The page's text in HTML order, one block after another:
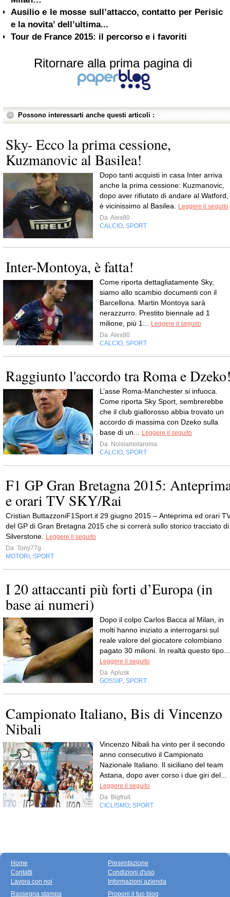
Ausilio e le mosse sull’attacco, contatto per Perisic
e la novita’ dell’ultima...
Tour de France 2015: il percorso e i favoriti
Ritornare alla prima pagina di
Possono interessarti anche questi articoli :
Sky- Ecco la prima cessione,
Kuzmanovic al Basilea!
Dopo tanti acquisti in casa Inter arriva
anche la prima cessione: Kuzmanovic,
dopo aver rifiutato di andare al Watford,
è vicinissimo al Basilea.
Leggere il seguito
Da Alex80
CALCIO SPORT
Inter-Montoya, è fatta!
Come riporta dettagliatamente Sky,
siamo allo scambio documenti con il
Barcellona. Martin Montoya sarà
nerazzurro. Prestito biennale ad 1
milione, più 1...
Leggere il seguito
Da Alex80
CALCIO SPORT
Raggiunto l'accordo tra Roma e
L’asse Roma-Manchester si infuoca.
Come riporta Sky Sport, sembrerebbe
che il club giallorosso abbia trovato un
accordo di massima con Dzeko sulla
base di un...
Leggere il seguito
Da Noisiamolaroma
CALCIO SPORT
F1 GP Gran Bretagna 2015:
e orari TV SKY/Rai
Cristian ButtazzoniF1Sport.it 29 giugno 2015 – Anteprima ed orari
del GP di Gran Bretagna 2015 che si correrà sullo storico tracciato di
Silverstone.
Leggere il seguito
Da Tony77g
MOTORI
SPORT
I 20 attaccanti più forti d’Europa (in
base ai numeri)
Dopo il colpo Carlos Bacca al Milan, in
molti hanno iniziato a interrogarsi sul
reale valore del giocatore colombiano
pagato 30 milioni. In realtà questo tipo...
Leggere il seguito
Da Aplusk
GOSSIP SPORT
Campionato Italiano, Bis di Vincenzo
Nibali
Vincenzo Nibali ha vinto per il secondo
anno consecutivo il Campionato
Nazionale Italiano. Il siciliano del team
Astana, dopo aver corso i due giri del...
Leggere il seguito
Da Bigfruit
CICLISMO SPORT
Home
Contatti
Lavora con noi
Presentazione
Condizioni d'uso
Informazioni azienda
Rassegna stampa
Proponi il tuo blog